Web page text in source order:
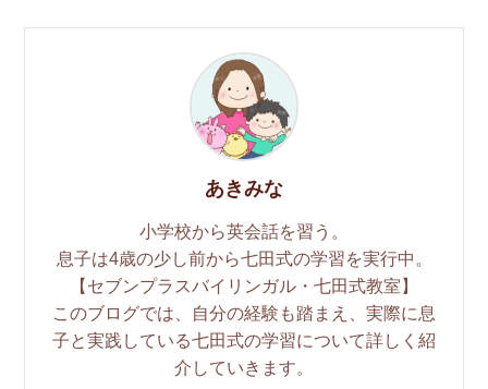
あきみな
小学校から英会話を習う。
息子は4歳の少し前から七田式の学習を実行中。
【セブンプラスバイリンガル・七田式教室】
このブログでは、自分の経験も踏まえ、実際に息
子と実践している七田式の学習について詳しく紹
介していきます。